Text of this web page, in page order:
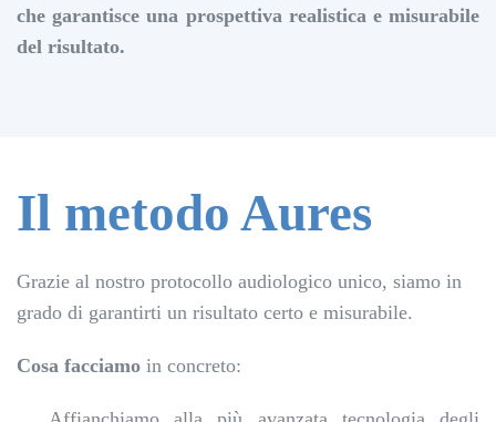
che garantisce una prospettiva realistica e misurabile
del risultato.
Il metodo Aures
Grazie al nostro protocollo audiologico unico, siamo in
grado di garantirti un risultato certo e misurabile.
Cosa facciamo in concreto: